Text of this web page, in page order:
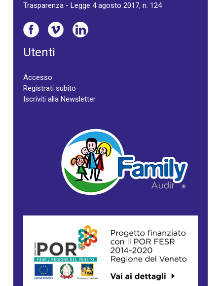
Trasparenza - Legge 4 agosto 2017, n. 124
Utenti
Accesso
Registrati subito
Iscriviti alla Newsletter